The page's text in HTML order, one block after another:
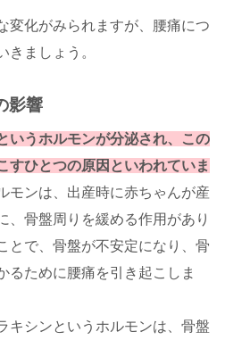
変化がみられますが、腰痛につ
きましょう。
影響
いうホルモンが分泌され、この
すひとつの原因といわれていま
モンは、出産時に赤ちゃんが産
、骨盤周りを緩める作用があり
とで、骨盤が不安定になり、骨
るために腰痛を引き起こしま
キシンというホルモンは、骨盤